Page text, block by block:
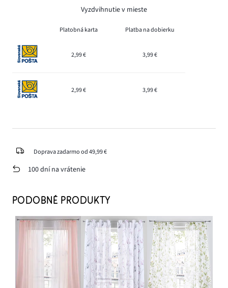
Vyzdvihnutie v mieste
Platobná karta Platba na dobierku
2,99 € 3,99 €
2,99 € 3,99 €
Doprava zadarmo od 49,99 €
100 dní na vrátenie
PODOBNÉ PRODUKTY